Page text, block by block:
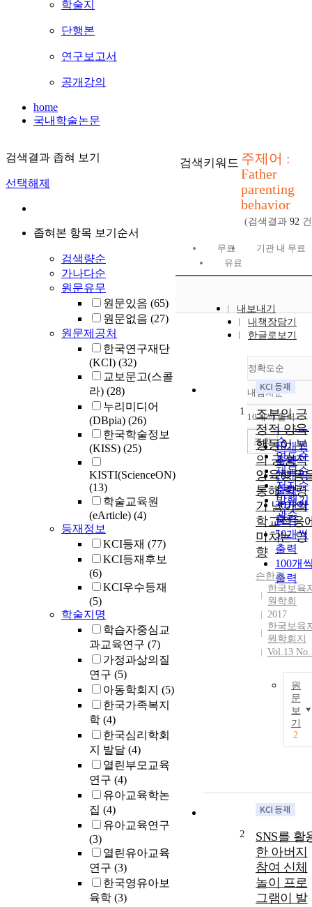
학술지
단행본
연구보고서
공개강의
home
국내학술논문
검색결과 좁혀 보기
선택해제
좁혀본 항목 보기순서
검색량순
가나다순
원문유무
원문있음 (65)
원문없음 (27)
원문제공처
한국연구재단
(KCI) (32)
교보문고(스콜
라) (28)
누리미디어
(DBpia) (26)
한국학술정보
(KISS) (25)
KISTI(ScienceON)
(13)
학술교육원
(eArticle) (4)
등재정보
KCI등재 (77)
KCI등재후보
(6)
KCI우수등재
(5)
학술지명
학습자중심교
과교육연구 (7)
가정과삶의질
연구 (5)
아동학회지 (5)
한국가족복지
학 (4)
한국심리학회
지 발달 (4)
열린부모교육
연구 (4)
유아교육학논
집 (4)
유아교육연구
(3)
열린유아교육
연구 (3)
한국영유아보
육학 (3)
검색키워드 주제어 :
Father
parenting
behavior
(검색결과 92
무료
기관 내 무료
유료
내보내기
내책장담기
한글로보기
정확도순
정확도
순
인기도
순
연도순
제목순
저자순
발행기
관순
내림차순
내림차
10개씩 출력
10개씩
출력
20개씩
출력
30개씩
출력
50개씩
출력
100개
출력
조회
1
조부의 긍
정적 양육
행동이 부
의 긍정적
양육행동
통해 학령
기 남아의
학교적응
미치는 영
향
손한결
한국보육
원학회
2017
한국보육
원학회지
Vol.13
원
문
보
기
2
2
SNS를 활
한 아버지
참여 신체
놀이 프로
그램이 발